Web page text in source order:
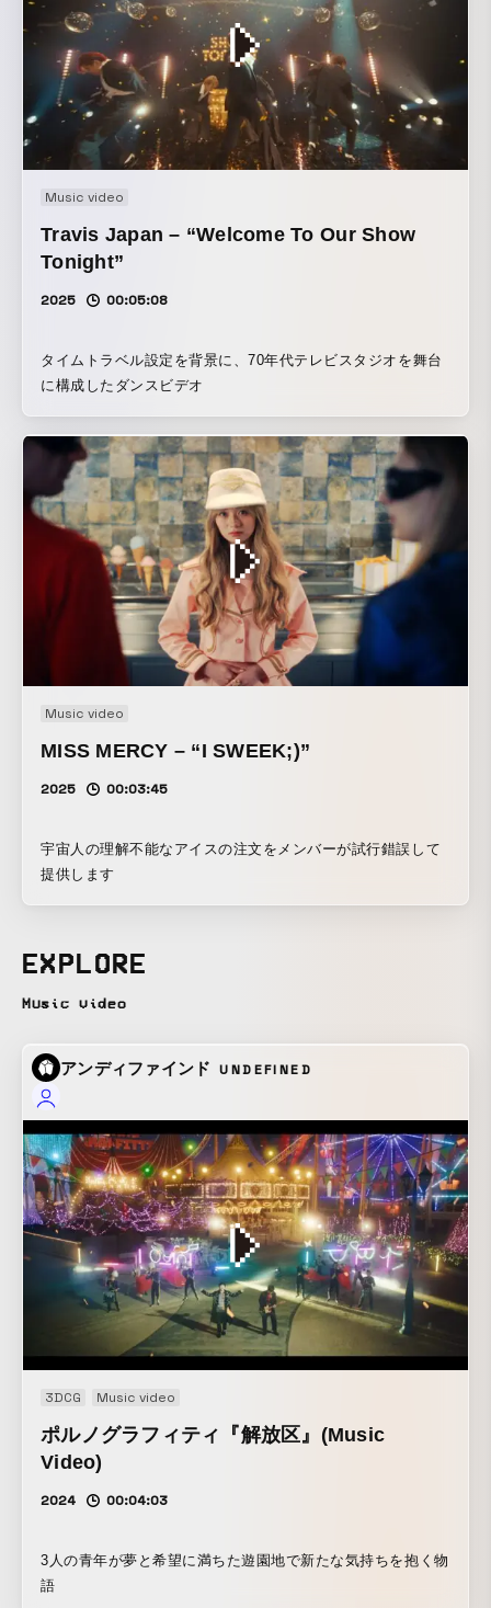
Music video
Travis Japan – “Welcome To Our Show
Tonight”
2025 00:05:08
タイムトラベル設定を背景に、70年代テレビスタジオを舞台
に構成したダンスビデオ
Music video
MISS MERCY – “I SWEEK;)”
2025 00:03:45
宇宙人の理解不能なアイスの注文をメンバーが試行錯誤して
提供します
EXPLORE
Music video
アンディファインド UNDEFINED
3DCG Music video
ポルノグラフィティ『解放区』(Music
Video)
2024 00:04:03
3人の青年が夢と希望に満ちた遊園地で新たな気持ちを抱く物
語